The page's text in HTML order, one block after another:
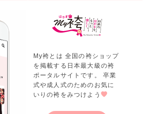
My袴とは 全国の袴ショップ
を掲載する日本最大級の袴
ポータルサイトです。 卒業
式や成人式のためのお気に
いりの袴をみつけよう